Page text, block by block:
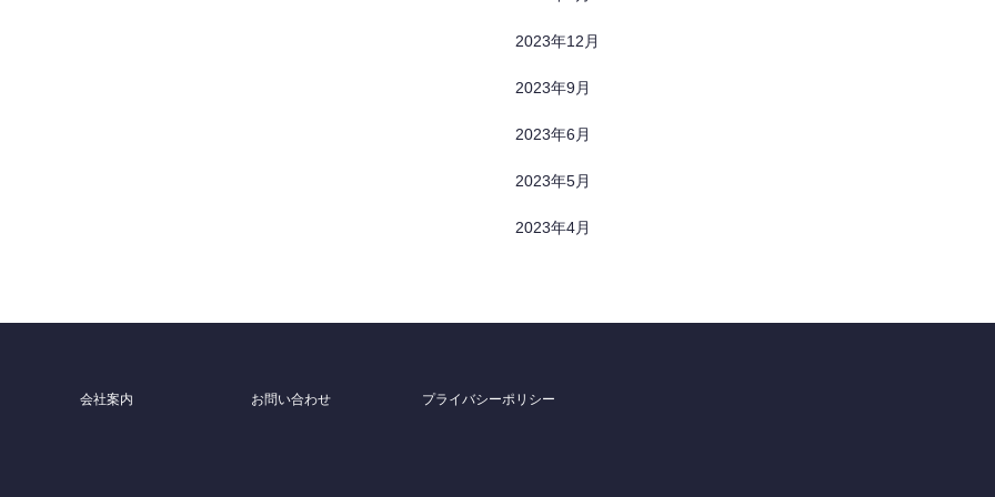
2023年12月
2023年9月
2023年6月
2023年5月
2023年4月
会社案内 お問い合わせ プライバシーポリシー